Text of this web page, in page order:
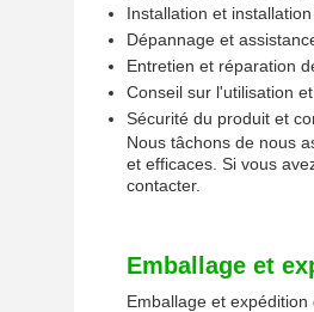
Installation et
Dépannage et
Entretien et réparation
Conseil sur l'utilisation
Sécurité du produit et
Nous tâchons de nous
et efficaces. Si vous
contacter.
Emballage et
Emballage et